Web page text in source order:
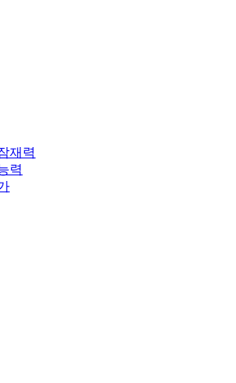
재력
력